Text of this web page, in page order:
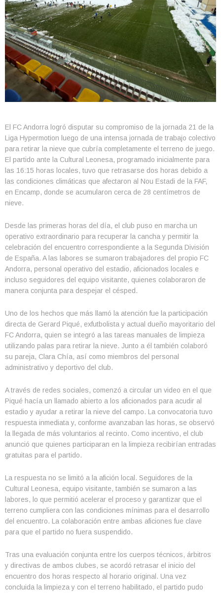
El FC Andorra logró disputar su compromiso de la jornada 21 de la
Liga Hypermotion luego de una intensa jornada de trabajo colectivo
para retirar la nieve que cubría completamente el terreno de juego.
El partido ante la Cultural Leonesa, programado inicialmente para
las 16:15 horas locales, tuvo que retrasarse dos horas debido a
las condiciones climáticas que afectaron al Nou Estadi de la FAF,
en Encamp, donde se acumularon cerca de 28 centímetros de
nieve.
Desde las primeras horas del día, el club puso en marcha un
operativo extraordinario para recuperar la cancha y permitir la
celebración del encuentro correspondiente a la Segunda División
de España. A las labores se sumaron trabajadores del propio FC
Andorra, personal operativo del estadio, aficionados locales e
incluso seguidores del equipo visitante, quienes colaboraron de
manera conjunta para despejar el césped.
Uno de los hechos que más llamó la atención fue la participación
directa de Gerard Piqué, exfutbolista y actual dueño mayoritario del
FC Andorra, quien se integró a las tareas manuales de limpieza
utilizando palas para retirar la nieve. Junto a él también colaboró
su pareja, Clara Chía, así como miembros del personal
administrativo y deportivo del club.
A través de redes sociales, comenzó a circular un video en el que
Piqué hacía un llamado abierto a los aficionados para acudir al
estadio y ayudar a retirar la nieve del campo. La convocatoria tuvo
respuesta inmediata y, conforme avanzaban las horas, se observó
la llegada de más voluntarios al recinto. Como incentivo, el club
anunció que quienes participaran en la limpieza recibirían entradas
gratuitas para el partido.
La respuesta no se limitó a la afición local. Seguidores de la
Cultural Leonesa, equipo visitante, también se sumaron a las
labores, lo que permitió acelerar el proceso y garantizar que el
terreno cumpliera con las condiciones mínimas para el desarrollo
del encuentro. La colaboración entre ambas aficiones fue clave
para que el partido no fuera suspendido.
Tras una evaluación conjunta entre los cuerpos técnicos, árbitros
y directivas de ambos clubes, se acordó retrasar el inicio del
encuentro dos horas respecto al horario original. Una vez
concluida la limpieza y con el terreno habilitado, el partido pudo